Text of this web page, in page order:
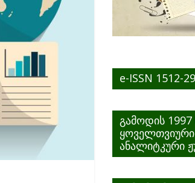
e-ISSN 1512-
გამოდის
ყოველთვიური
ანალიტკური